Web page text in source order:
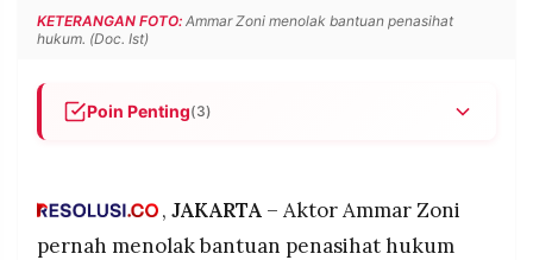
SERVICE
IKUTI
KAMI
KETERANGAN FOTO: Ammar Zoni menolak bantuan penasihat
hukum. (Doc. Ist)
Poin Penting(3)
ingin kasusnya ramai di publik dan berharap bisa
, JAKARTA– Aktor Ammar Zoni
pernah menolak bantuan penasihat hukum